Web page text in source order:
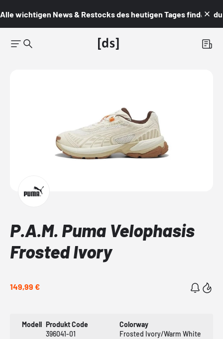
Alle wichtigen News & Restocks des heutigen Tages findest du
P.A.M. Puma Velophasis
Frosted Ivory
149,99 €
Modell Produkt Code
396041-01
Colorway
Frosted Ivory/Warm White